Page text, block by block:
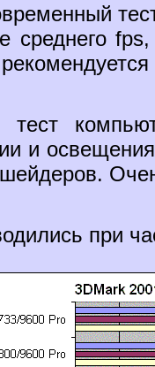
среднего
и
при